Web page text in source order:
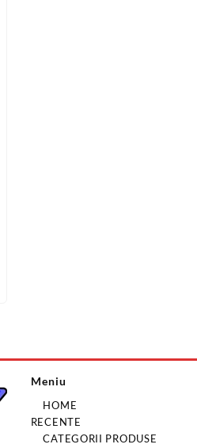
Meniu
HOME
RECENTE
CATEGORII PRODUSE